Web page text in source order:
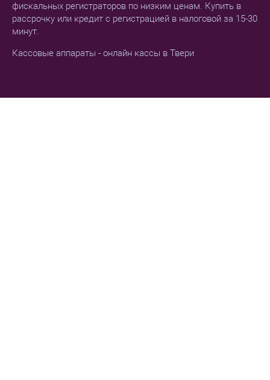
фискальных регистраторов по низким ценам. Купить в
рассрочку или кредит с регистрацией в налоговой за 15-30
минут.
Кассовые аппараты - онлайн кассы в Твери